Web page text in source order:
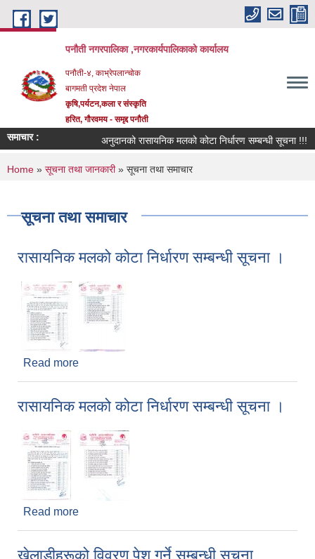
Skip to main content
पनौती नगरपालिका ,नगरकार्यपालिकाको कार्यालय
पनौती-४, काभ्रेपलान्चोक
बागमती प्रदेश नेपाल
कृषि,पर्यटन,कला र संस्कृति
हरित, गौरवमय - समृद्द पनौती
समाचार : अनुदानको रासायनिक मलको कोटा निर्धारण सम्बन्धी सूचना !!!
You are here
Home » सूचना तथा जानकारी» सूचना तथा समाचार
सूचना तथा समाचार
रासायनिक मलको कोटा निर्धारण सम्बन्धी सूचना ।
Read more
रासायनिक मलको कोटा निर्धारण सम्बन्धी सूचना ।
Read more
खेलाडीहरूको विवरण पेश गर्ने सम्बन्धी सूचना